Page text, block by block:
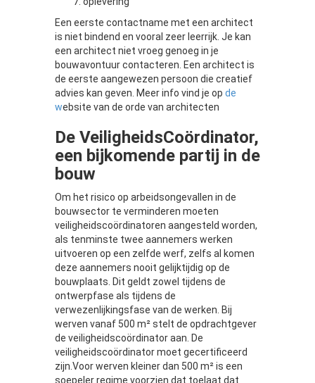
Een eerste contactname met een architect
is niet bindend en vooral zeer leerrijk. Je kan
een architect niet vroeg genoeg in je
bouwavontuur contacteren. Een architect is
de eerste aangewezen persoon die creatief
advies kan geven. Meer info vind je op de
website van de orde van architecten
De VeiligheidsCoördinator,
een bijkomende partij in de
bouw
Om het risico op arbeidsongevallen in de
bouwsector te verminderen moeten
veiligheidscoördinatoren aangesteld worden,
als tenminste twee aannemers werken
uitvoeren op een zelfde werf, zelfs al komen
deze aannemers nooit gelijktijdig op de
bouwplaats. Dit geldt zowel tijdens de
ontwerpfase als tijdens de
verwezenlijkingsfase van de werken. Bij
werven vanaf 500 m² stelt de opdrachtgever
de veiligheidscoördinator aan. De
veiligheidscoördinator moet gecertificeerd
zijn.Voor werven kleiner dan 500 m² is een
soepeler regime voorzien dat toelaat dat